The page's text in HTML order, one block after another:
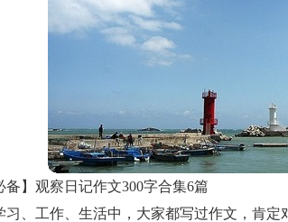
备】观察日记作文300字合集6篇
习、工作、生活中，大家都写过作文，肯